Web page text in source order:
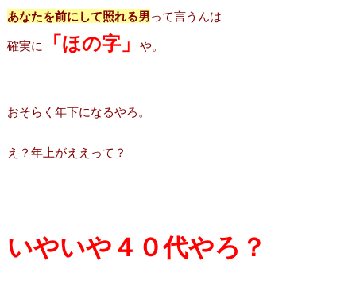
あなたを前にして照れる男って言うんは
確実に 「ほの字」 や。
おそらく年下になるやろ。
え？年上がええって？
いやいや４０代やろ？